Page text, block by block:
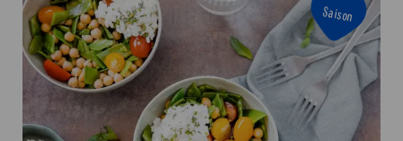
Saison